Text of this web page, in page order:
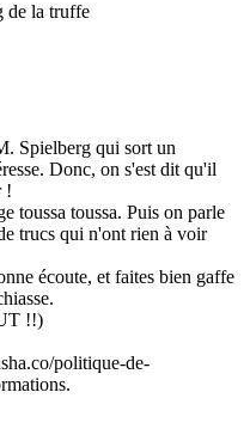
de la truffe
Spielberg qui sort un
Donc, on s'est dit qu'il
!
toussa toussa. Puis on parle
trucs qui n'ont rien à voir
écoute, et faites bien gaffe
!!)
politique-de-